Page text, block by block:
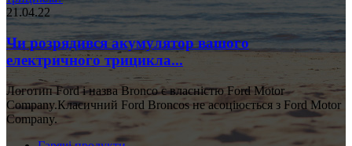
21.04.22
Чи розрядився акумулятор вашого
електричного трицикла...
Логотип Ford і назва Bronco є власністю Ford Motor
Company.Класичний Ford Broncos не асоціюється з Ford Motor
Company.